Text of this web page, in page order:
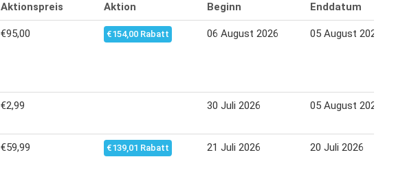
Aktionspreis Aktion Beginn Enddatum
€95,00 €154,00 Rabatt 06 August 2026 05 August 2026
€2,99 30 Juli 2026 05 August 2026
€59,99 €139,01 Rabatt 21 Juli 2026 20 Juli 2026